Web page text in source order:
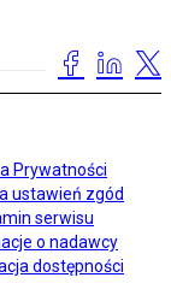
Prywatności
ustawień zgód
serwisu
o nadawcy
dostępności